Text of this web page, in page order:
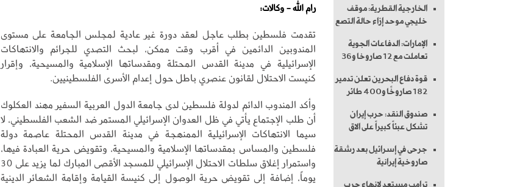
الخارجية القطرية: موقف
خليجي موحد إزاء حالة التصع
الإمارات: الدفاعات الجوية
تعاملت مع 12 صاروخا و36
قوة دفاع البحرين تعلن تدمير
182 صاروخًا و400 طائر
صندوق النقد: حرب إيران
تشكل عبئاً كبيراً على الاق
جرحى في إسرائيل بعد رشقة
صاروخية إيرانية
ترامب مستعد لإنهاء حرب
رام الله - وكالات:
تقدمت فلسطين بطلب عاجل لعقد دورة غير عادية لمجلس الجامعة على مستوى
المندوبين الدائمين في أقرب وقت ممكن، لبحث التصدي للجرائم والانتهاكات
الإسرائيلية في مدينة القدس المحتلة ومقدساتها الإسلامية والمسيحية، وإقرار
كنيست الاحتلال لقانون عنصري باطل حول إعدام الأسرى الفلسطينيين.
وأكد المندوب الدائم لدولة فلسطين لدى جامعة الدول العربية السفير مهند العكلوك
أن طلب الإجتماع يأتي في ظل العدوان الإسرائيلي المستمر ضد الشعب الفلسطيني، لا
سيما الانتهاكات الإسرائيلية الممنهجة في مدينة القدس المحتلة عاصمة دولة
فلسطين والمساس بمقدساتها الإسلامية والمسيحية، وتقويض حرية العبادة فيها،
واستمرار إغلاق سلطات الاحتلال الإسرائيلي للمسجد الأقصى المبارك لما يزيد على 30
يوماً، إضافة إلى تقويض حرية الوصول إلى كنيسة القيامة وإقامة الشعائر الدينية